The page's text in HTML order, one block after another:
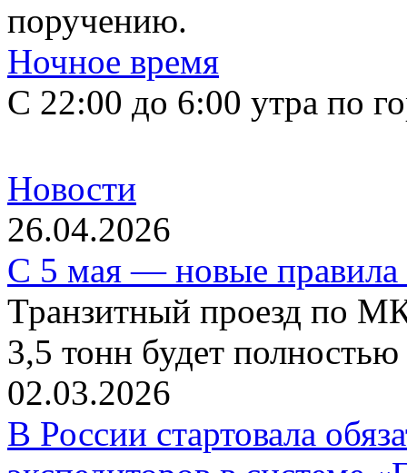
поручению.
Ночное время
C 22:00 до 6:00 утра по
Новости
26.04.2026
С 5 мая — новые
Транзитный проезд по
3,5 тонн будет
02.03.2026
В России стартовала